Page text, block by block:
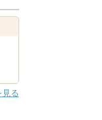
る